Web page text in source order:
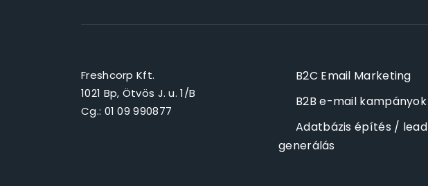
Freshcorp Kft.
1021 Bp, Ötvös J. u. 1/B
Cg.: 01 09 990877
B2C Email Marketing
B2B e-mail kampányok
Adatbázis építés / lead
generálás